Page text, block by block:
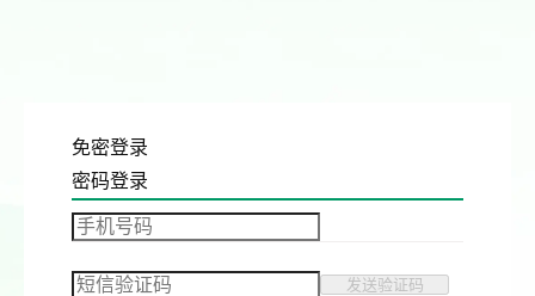
免密登录
密码登录
发送验证码